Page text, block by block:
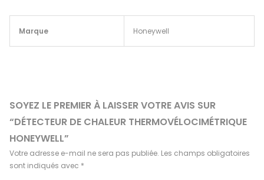
Marque Honeywell
SOYEZ LE PREMIER À LAISSER VOTRE AVIS SUR
“DÉTECTEUR DE CHALEUR THERMOVÉLOCIMÉTRIQUE
HONEYWELL”
Votre adresse e-mail ne sera pas publiée. Les champs obligatoires
sont indiqués avec *